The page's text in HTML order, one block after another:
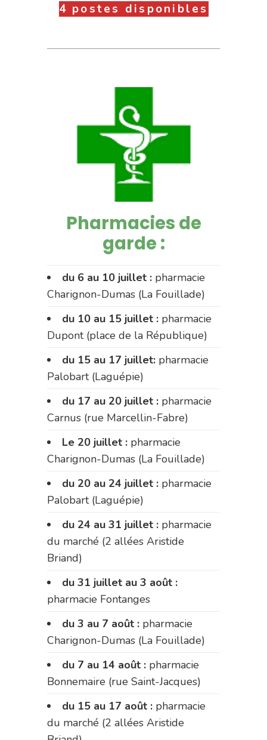
4 postes disponibles
Pharmacies de
garde :
du 6 au 10 juillet : pharmacie
Charignon-Dumas (La Fouillade)
du 10 au 15 juillet : pharmacie
Dupont (place de la République)
du 15 au 17 juillet: pharmacie
Palobart (Laguépie)
du 17 au 20 juillet : pharmacie
Carnus (rue Marcellin-Fabre)
Le 20 juillet : pharmacie
Charignon-Dumas (La Fouillade)
du 20 au 24 juillet : pharmacie
Palobart (Laguépie)
du 24 au 31 juillet : pharmacie
du marché (2 allées Aristide
Briand)
du 31 juillet au 3 août :
pharmacie Fontanges
du 3 au 7 août : pharmacie
Charignon-Dumas (La Fouillade)
du 7 au 14 août : pharmacie
Bonnemaire (rue Saint-Jacques)
du 15 au 17 août : pharmacie
du marché (2 allées Aristide